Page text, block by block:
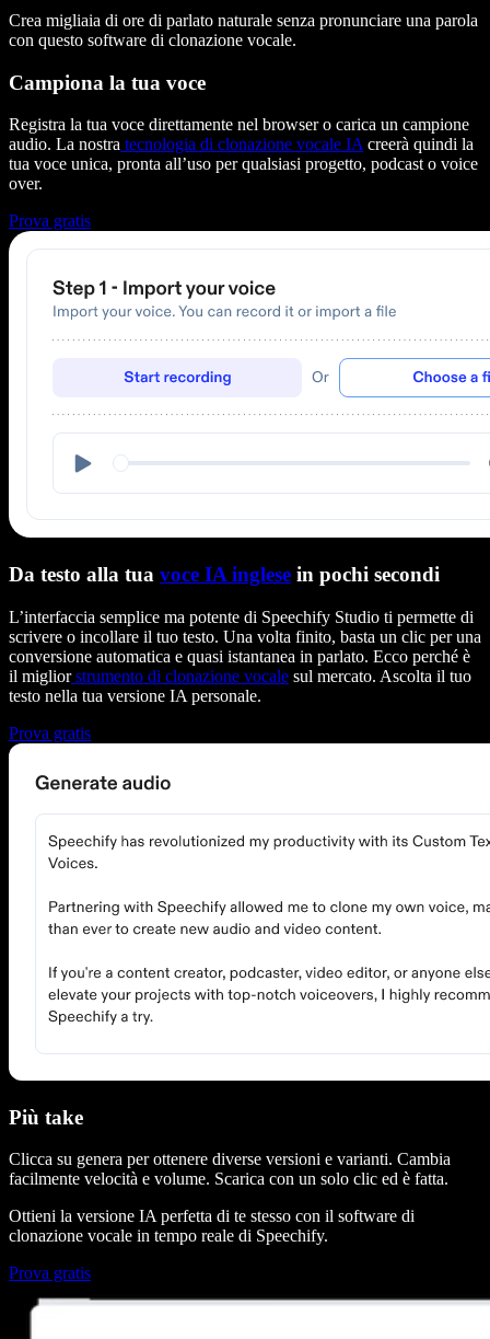
Crea migliaia di ore di parlato naturale senza pronunciare una parola
con questo software di clonazione vocale.
Campiona la tua voce
Registra la tua voce direttamente nel browser o carica un campione
audio. La nostra tecnologia di clonazione vocale IAcreerà quindi la
tua voce unica, pronta all’uso per qualsiasi progetto, podcast o voice
over.
Prova gratis
Da testo alla tua voce IA inglese in pochi secondi
L’interfaccia semplice ma potente di Speechify Studio ti permette di
scrivere o incollare il tuo testo. Una volta finito, basta un clic per una
conversione automatica e quasi istantanea in parlato. Ecco perché è
il migliorstrumento di clonazione vocale sul mercato. Ascolta il tuo
testo nella tua versione IA personale.
Prova gratis
Più take
Clicca su genera per ottenere diverse versioni e varianti. Cambia
facilmente velocità e volume. Scarica con un solo clic ed è fatta.
Ottieni la versione IA perfetta di te stesso con il software di
clonazione vocale in tempo reale di Speechify.
Prova gratis